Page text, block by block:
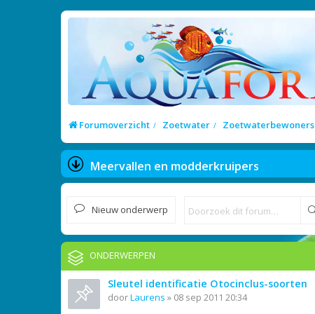
Forumoverzicht Zoetwater Zoetwaterbewoners
Meervallen en modderkruipers
Nieuw onderwerp
ONDERWERPEN
Sleutel identificatie Otocinclus-soorten
doorLaurens » 08 sep 2011 20:34